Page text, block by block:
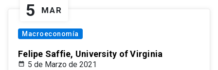
5 MAR
Macroeconomía
Felipe Saffie, University of Virginia
5 de Marzo de 2021